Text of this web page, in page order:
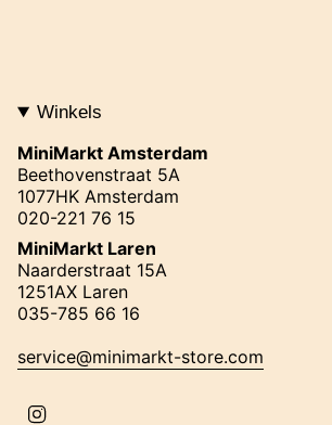
Winkels
MiniMarkt Amsterdam
Beethovenstraat 5A
1077HK Amsterdam
020-221 76 15
MiniMarkt Laren
Naarderstraat 15A
1251AX Laren
035-785 66 16
service@minimarkt-store.com